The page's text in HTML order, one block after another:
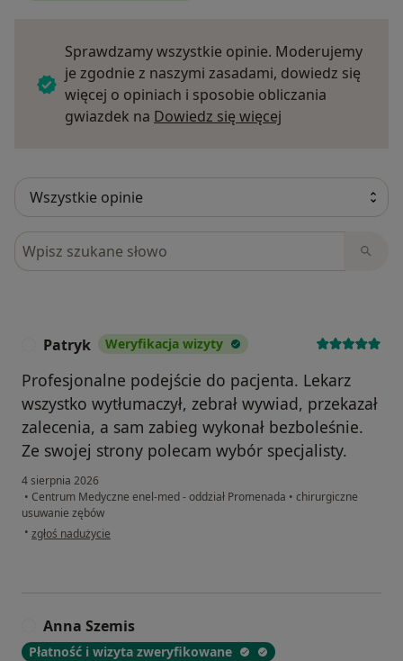
Sprawdzamy wszystkie opinie. Moderujemy
je zgodnie z naszymi zasadami, dowiedz się
więcej o opiniach i sposobie obliczania
gwiazdek na Dowiedz się więcej
Szukaj w opiniach
Patryk Weryfikacja wizyty
Profesjonalne podejście do pacjenta. Lekarz
wszystko wytłumaczył, zebrał wywiad, przekazał
zalecenia, a sam zabieg wykonał bezboleśnie.
Ze swojej strony polecam wybór specjalisty.
4 sierpnia 2026
• Centrum Medyczne enel-med - oddział Promenada • chirurgiczne
usuwanie zębów
• w opinii użytkownika Patryk
zgłoś nadużycie
Anna Szemis
Płatność i wizyta zweryfikowane